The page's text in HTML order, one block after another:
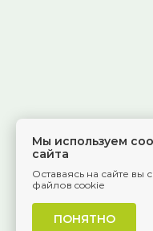
Мы используем
сайта
Оставаясь на сайте вы
файлов cookie
ПОНЯТНО